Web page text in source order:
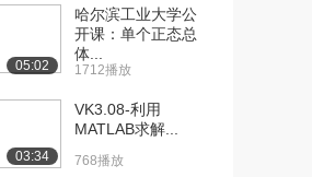
习题】概率论与
第3...
02:14
习题】概率论与
第3...
05:02
哈尔滨工业大学公
开课：单个正态总
体...
1712播放
03:34
VK3.08-利用
MATLAB求解...
768播放